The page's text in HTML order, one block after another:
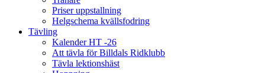
Priser uppstallning
Helgschema kvällsfodring
Tävling
Kalender HT -26
Att tävla för Billdals Ridklubb
Tävla lektionshäst